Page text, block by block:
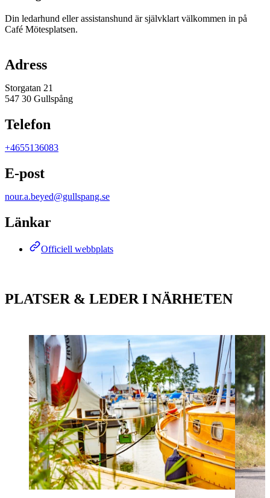
Din ledarhund eller assistanshund är självklart välkommen in på
Café Mötesplatsen.
Adress
Storgatan 21
547 30 Gullspång
Telefon
+4655136083
E-post
nour.a.beyed@gullspang.se
Länkar
Officiell webbplats
PLATSER & LEDER I NÄRHETEN